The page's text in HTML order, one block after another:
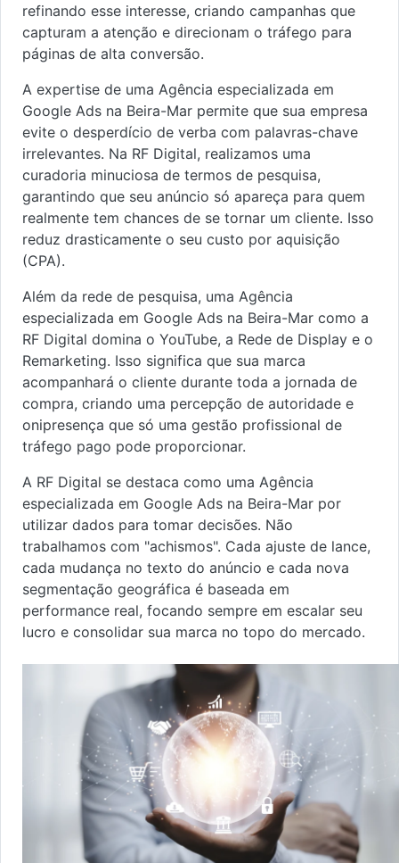
refinando esse interesse, criando campanhas que
capturam a atenção e direcionam o tráfego para
páginas de alta conversão.
A expertise de uma Agência especializada em
Google Ads na Beira-Mar permite que sua empresa
evite o desperdício de verba com palavras-chave
irrelevantes. Na RF Digital, realizamos uma
curadoria minuciosa de termos de pesquisa,
garantindo que seu anúncio só apareça para quem
realmente tem chances de se tornar um cliente. Isso
reduz drasticamente o seu custo por aquisição
(CPA).
Além da rede de pesquisa, uma Agência
especializada em Google Ads na Beira-Mar como a
RF Digital domina o YouTube, a Rede de Display e o
Remarketing. Isso significa que sua marca
acompanhará o cliente durante toda a jornada de
compra, criando uma percepção de autoridade e
onipresença que só uma gestão profissional de
tráfego pago pode proporcionar.
A RF Digital se destaca como uma Agência
especializada em Google Ads na Beira-Mar por
utilizar dados para tomar decisões. Não
trabalhamos com "achismos". Cada ajuste de lance,
cada mudança no texto do anúncio e cada nova
segmentação geográfica é baseada em
performance real, focando sempre em escalar seu
lucro e consolidar sua marca no topo do mercado.